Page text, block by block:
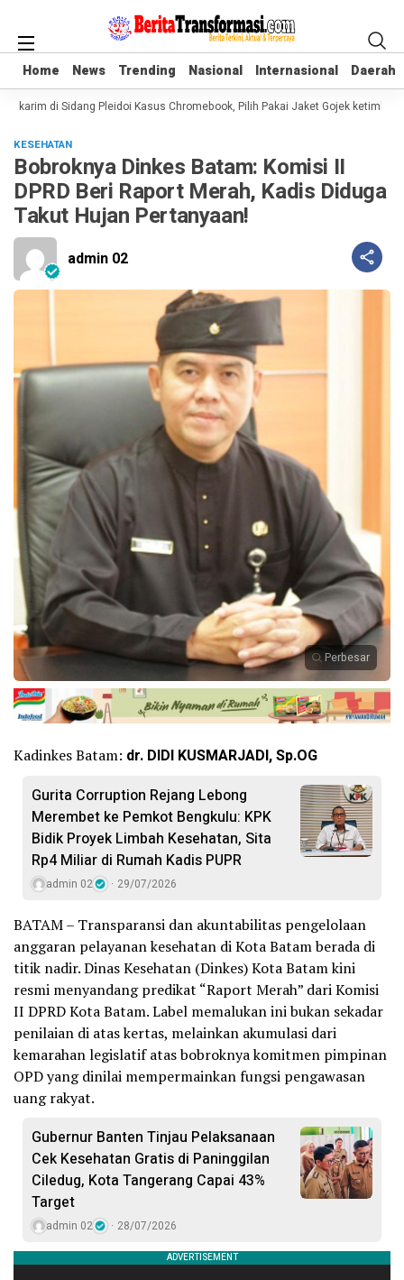
Home News Trending Nasional Internasional Daerah
Home News Trending Nasional Internasional Daerah
di Sidang Pleidoi Kasus Chromebook, Pilih Pakai Jaket Gojek ketimbang
KESEHATAN
Bobroknya Dinkes Batam: Komisi II
DPRD Beri Raport Merah, Kadis Diduga
Takut Hujan Pertanyaan!
admin 02
Perbesar
Kadinkes Batam: dr. DIDI KUSMARJADI, Sp.OG
Gurita Corruption Rejang Lebong
Merembet ke Pemkot Bengkulu: KPK
Bidik Proyek Limbah Kesehatan, Sita
Rp4 Miliar di Rumah Kadis PUPR
admin 02 29/07/2026
BATAM – Transparansi dan akuntabilitas pengelolaan
anggaran pelayanan kesehatan di Kota Batam berada di
titik nadir. Dinas Kesehatan (Dinkes) Kota Batam kini
resmi menyandang predikat “Raport Merah” dari Komisi
II DPRD Kota Batam. Label memalukan ini bukan sekadar
penilaian di atas kertas, melainkan akumulasi dari
kemarahan legislatif atas bobroknya komitmen pimpinan
OPD yang dinilai mempermainkan fungsi pengawasan
uang rakyat.
Gubernur Banten Tinjau Pelaksanaan
Cek Kesehatan Gratis di Paninggilan
Ciledug, Kota Tangerang Capai 43%
Target
admin 02 28/07/2026